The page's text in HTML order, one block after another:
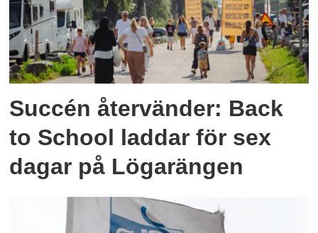
Succén återvänder: Back
to School laddar för sex
dagar på Lögarängen